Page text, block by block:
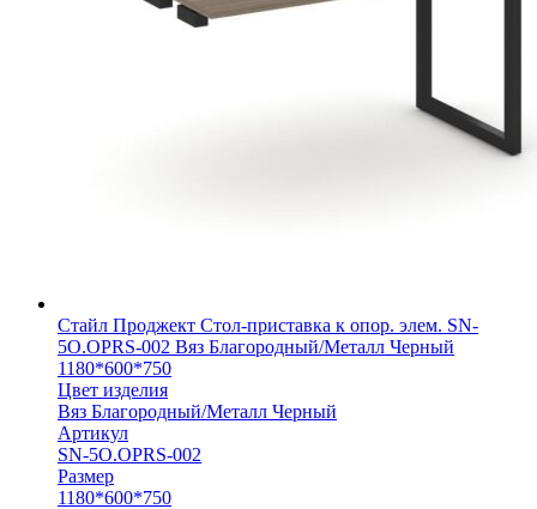
Стайл Проджект Стол-приставка к опор. элем. SN-
5O.OPRS-002 Вяз Благородный/Металл Черный
1180*600*750
Цвет изделия
Вяз Благородный/Металл Черный
Артикул
SN-5O.OPRS-002
Размер
1180*600*750